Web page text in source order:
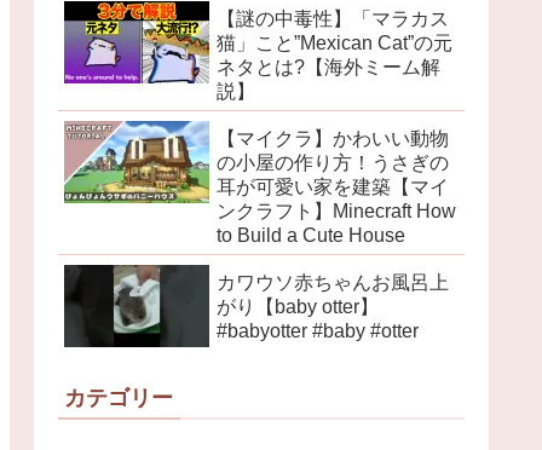
【謎の中毒性】「マラカス
猫」こと”Mexican Cat”の元
ネタとは?【海外ミーム解
説】
【マイクラ】かわいい動物
の小屋の作り方！うさぎの
耳が可愛い家を建築【マイ
ンクラフト】Minecraft How
to Build a Cute House
カワウソ赤ちゃんお風呂上
がり【baby otter】
#babyotter #baby #otter
カテゴリー